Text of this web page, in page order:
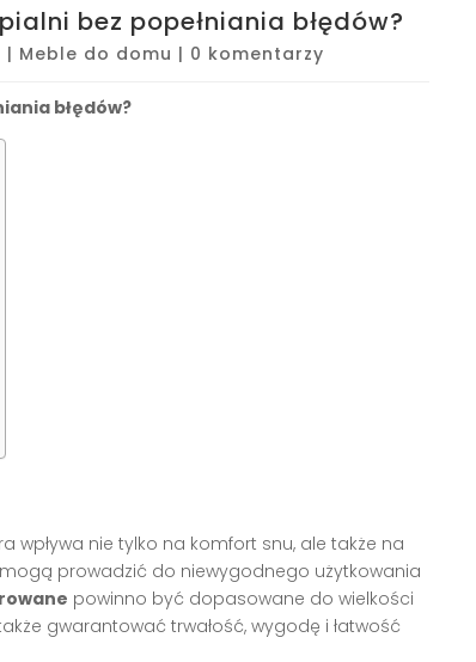
bez popełniania błędów?
| Meble do domu | 0 komentarzy
błędów?
wpływa nie tylko na komfort snu, ale także na
prowadzić do niewygodnego użytkowania
powinno być dopasowane do wielkości
gwarantować trwałość, wygodę i łatwość